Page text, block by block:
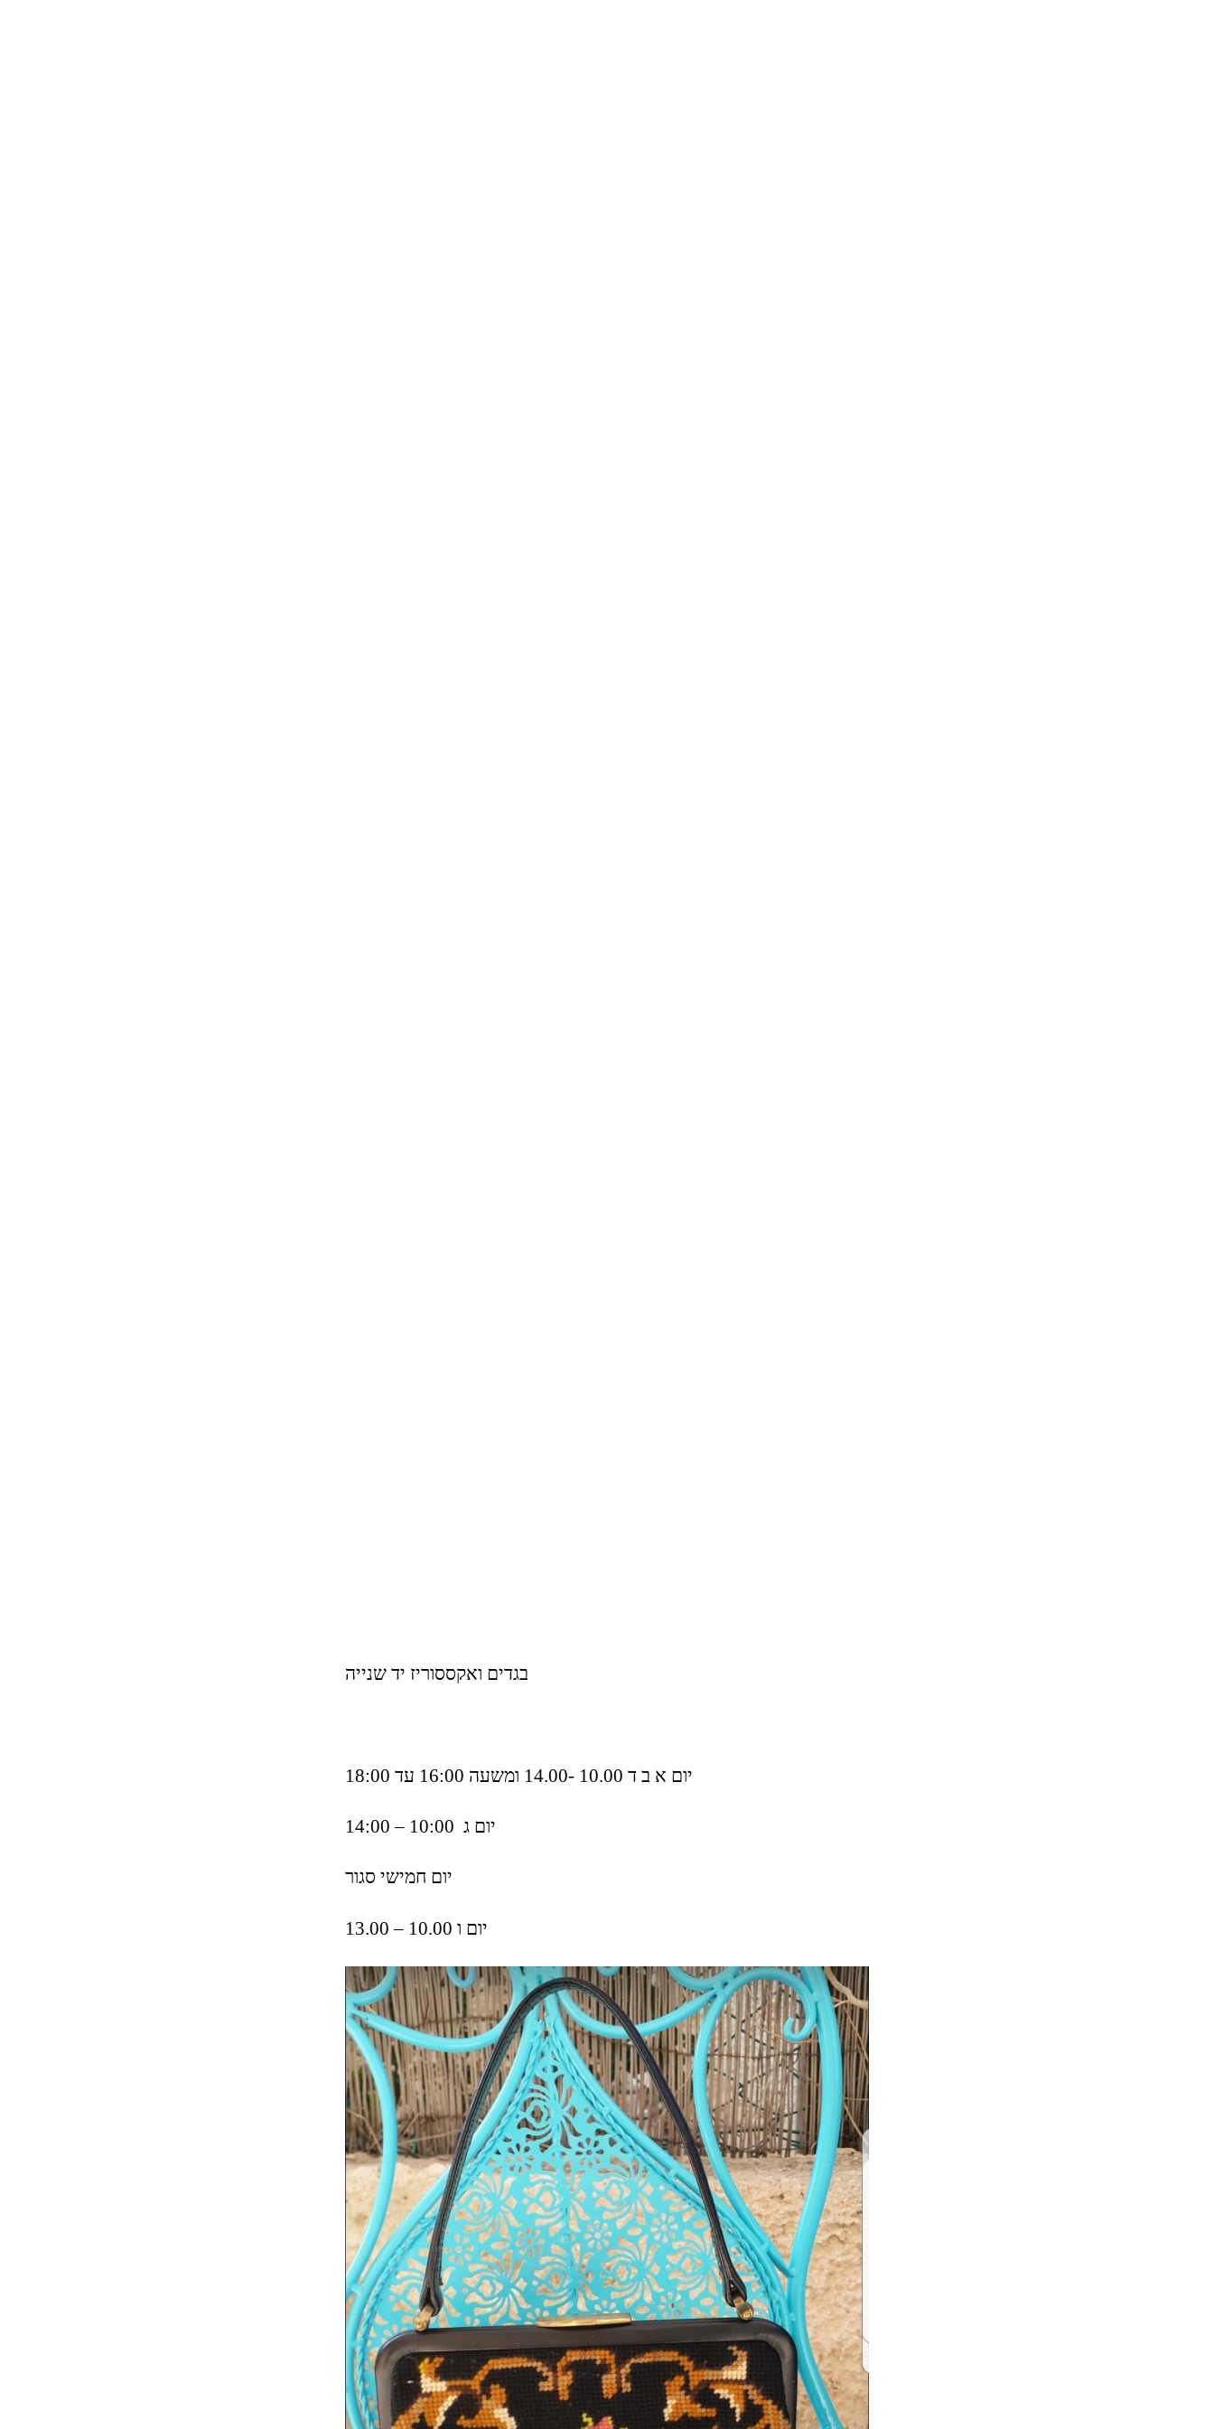
בגדים ואקססוריז יד שנייה
יום א ב ד 10.00 -14.00 ומשעה 16:00 עד 18:00
יום ג 10:00 – 14:00
יום חמישי סגור
יום ו 10.00 – 13.00